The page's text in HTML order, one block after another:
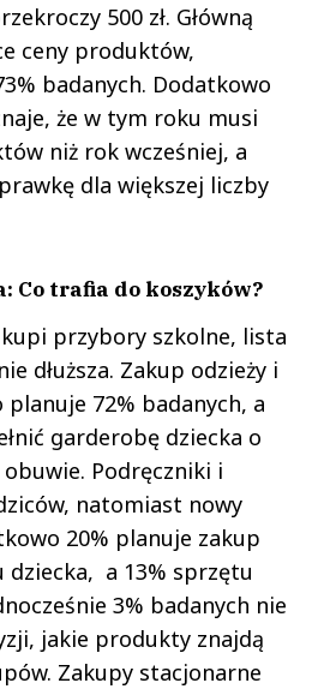
500 zł. Główną
ceny produktów,
badanych. Dodatkowo
że w tym roku musi
niż rok wcześniej, a
dla większej liczby
Co trafia do koszyków?
przybory szkolne, lista
dłuższa. Zakup odzieży i
72% badanych, a
garderobę dziecka o
Podręczniki i
natomiast nowy
20% planuje zakup
dziecka, a 13% sprzętu
3% badanych nie
jakie produkty znajdą
Zakupy stacjonarne